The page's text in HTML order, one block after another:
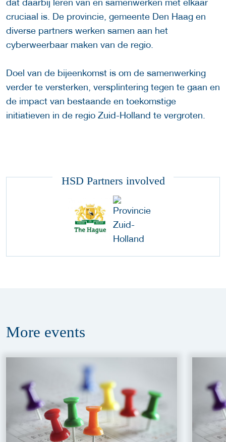
dat daarbij leren van en samenwerken met elkaar
cruciaal is. De provincie, gemeente Den Haag en
diverse partners werken samen aan het
cyberweerbaar maken van de regio.
Doel van de bijeenkomst is om de samenwerking
verder te versterken, versplintering tegen te gaan en
de impact van bestaande en toekomstige
initiatieven in de regio Zuid-Holland te vergroten.
HSD Partners involved
More events